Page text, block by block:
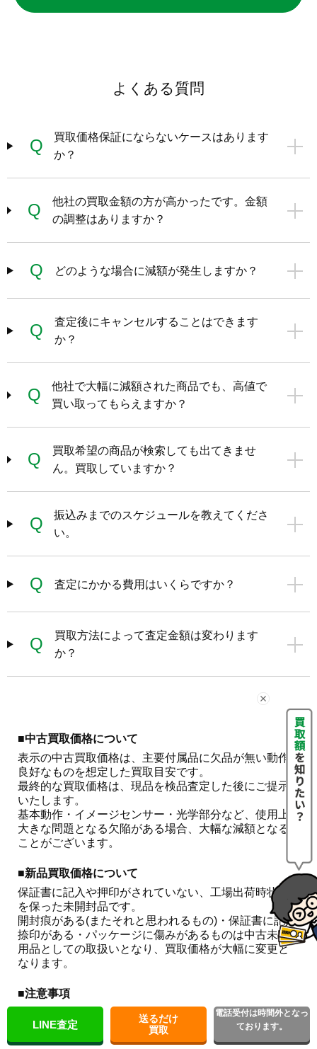
よくある質問
Q
買取価格保証にならないケースはあります
か？
Q
他社の買取金額の方が高かったです。金額
の調整はありますか？
Q どのような場合に減額が発生しますか？
Q
査定後にキャンセルすることはできます
か？
Q
他社で大幅に減額された商品でも、高値で
買い取ってもらえますか？
Q
買取希望の商品が検索しても出てきませ
ん。買取していますか？
Q
振込みまでのスケジュールを教えてくださ
い。
Q 査定にかかる費用はいくらですか？
Q
買取方法によって査定金額は変わります
か？
■中古買取価格について
表示の中古買取価格は、主要付属品に欠品が無い動作
良好なものを想定した買取目安です。
最終的な買取価格は、現品を検品査定した後にご提示
いたします。
基本動作・イメージセンサー・光学部分など、使用上
大きな問題となる欠陥がある場合、大幅な減額となる
ことがございます。
■新品買取価格について
保証書に記入や押印がされていない、工場出荷時状態
を保った未開封品です。
開封痕がある(またそれと思われるもの)・保証書に記入
捺印がある・パッケージに傷みがあるものは中古未使
用品としての取扱いとなり、買取価格が大幅に変更と
なります。
■注意事項
こちらはお買取金額をお約束するものではございませ
ん。
相場の急な変動や在庫状況などにより、やむを得ず見
LINE査定
送るだけ
買取
電話受付は時間外となっ
ております。